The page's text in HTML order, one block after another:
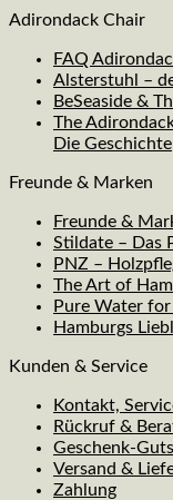
Adirondack Chair
FAQ
Alsterstuhl –
BeSeaside &
The
Die Geschichte
Freunde & Marken
Freunde &
Stildate – Das
PNZ –
The Art of
Pure Water
Hamburgs
Kunden & Service
Kontakt,
Rückruf &
Geschenk-
Versand &
Zahlung